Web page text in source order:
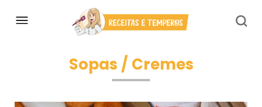
Sopas / Cremes